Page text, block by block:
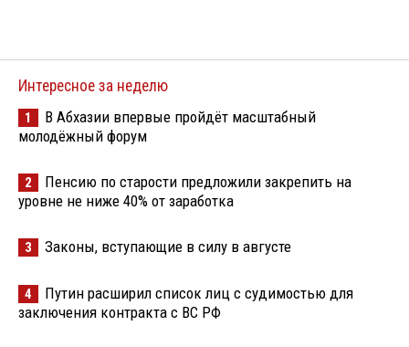
Интересное за неделю
1
В Абхазии впервые пройдёт масштабный
молодёжный форум
2
Пенсию по старости предложили закрепить на
уровне не ниже 40% от заработка
3 Законы, вступающие в силу в августе
4
Путин расширил список лиц с судимостью для
заключения контракта с ВС РФ